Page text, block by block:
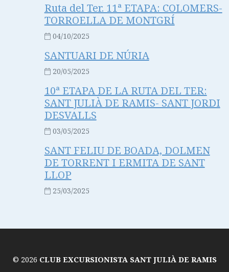
Ruta del Ter. 11ª ETAPA: COLOMERS-
TORROELLA DE MONTGRÍ
04/10/2025
SANTUARI DE NÚRIA
20/05/2025
10ª ETAPA DE LA RUTA DEL TER:
SANT JULIÀ DE RAMIS- SANT JORDI
DESVALLS
03/05/2025
SANT FELIU DE BOADA, DOLMEN
DE TORRENT I ERMITA DE SANT
LLOP
25/03/2025
© 2026 CLUB EXCURSIONISTA SANT JULIÀ DE RAMIS